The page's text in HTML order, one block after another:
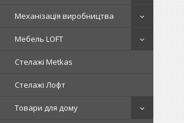
Механізація виробництва
Мебель LOFT
Стелажі Metkas
Стелажі Лофт
Товари для дому